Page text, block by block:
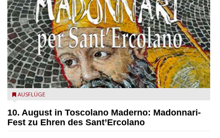
Toscolano Maderno: "Madonnari per Sant'Ercolano"
AUSFLÜGE
10. August in Toscolano Maderno: Madonnari-
Fest zu Ehren des Sant’Ercolano